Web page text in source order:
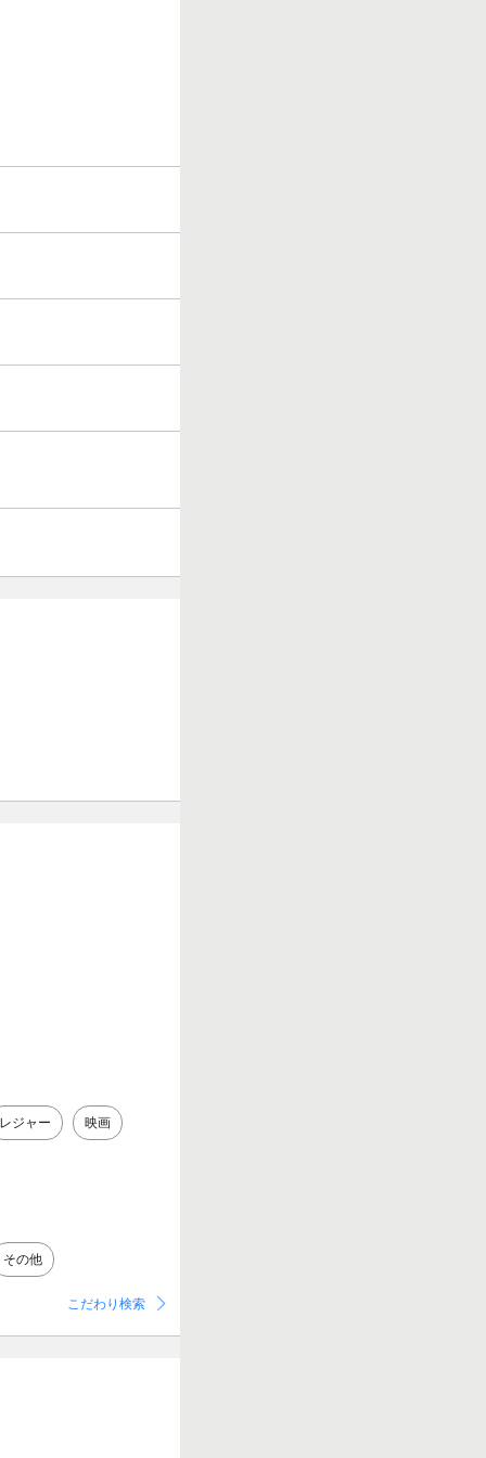
レジャー 映画
その他
こだわり検索